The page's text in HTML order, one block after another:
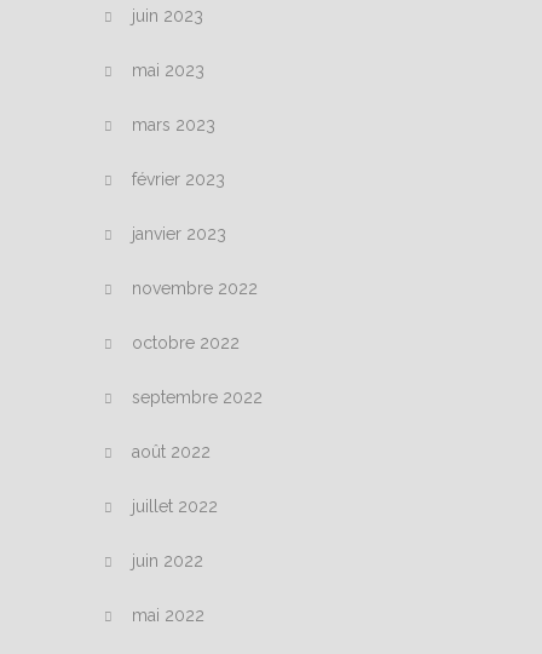
juin 2023
mai 2023
mars 2023
février 2023
janvier 2023
novembre 2022
octobre 2022
septembre 2022
août 2022
juillet 2022
juin 2022
mai 2022